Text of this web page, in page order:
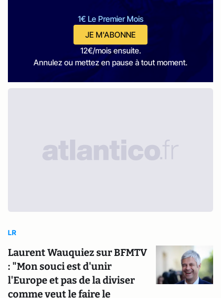
1€ Le Premier Mois
JE M'ABONNE
12€/mois ensuite.
Annulez ou mettez en pause à tout moment.
LR
Laurent Wauquiez sur BFMTV
: "Mon souci est d'unir
l'Europe et pas de la diviser
comme veut le faire le